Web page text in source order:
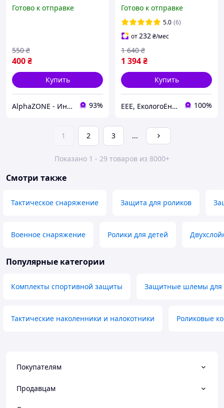
регулируемые защитные
Готово к отправке
400₴
550 ₴
Купить
AlphaZONE - Интернет гипермаркет 93%
инвертора,
молниезащита
Готово к отправке
5.0 (6)
от232₴/мес
1 394₴
1 640 ₴
Купить
EEE, ЕкологоЕнергоЕконом 100%
1 2 3 ...
Показано 1 - 29 товаров из 8000+
Смотри также
Тактическое снаряжение Защита для роликов
Военное снаряжение Ролики для детей
Популярные категории
Комплекты спортивной защиты Защитные шлемы для
Тактические наколенники и налокотники Роликовые
Покупателям
Продавцам